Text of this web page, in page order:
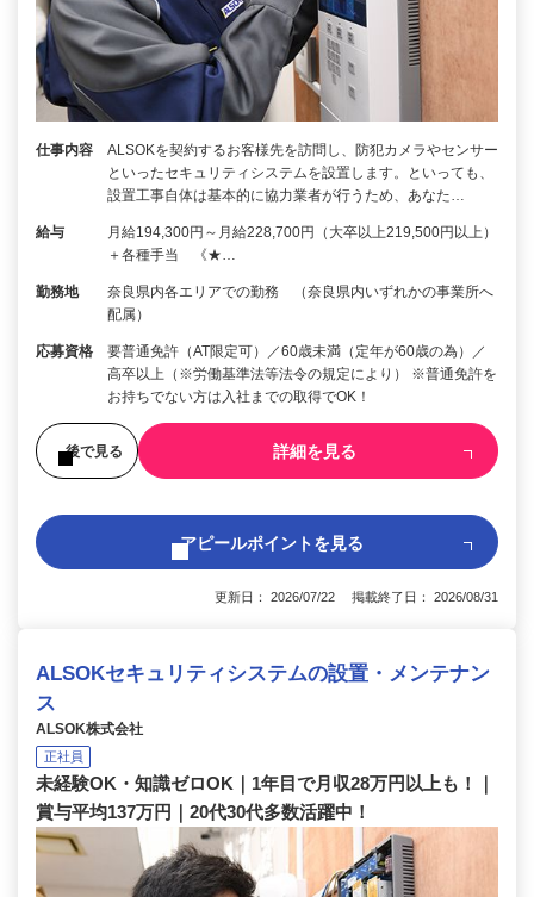
仕事内容
ALSOKを契約するお客様先を訪問し、防犯カメラやセンサー
といったセキュリティシステムを設置します。といっても、
設置工事自体は基本的に協力業者が行うため、あなた…
給与
月給194,300円～月給228,700円（大卒以上219,500円以上）
＋各種手当 《★…
勤務地
奈良県内各エリアでの勤務 （奈良県内いずれかの事業所へ
配属）
応募資格
要普通免許（AT限定可）／60歳未満（定年が60歳の為）／
高卒以上（※労働基準法等法令の規定により） ※普通免許を
お持ちでない方は入社までの取得でOK！
後で見る 詳細を見る
アピールポイントを見る
更新日： 2026/07/22 掲載終了日： 2026/08/31
ALSOKセキュリティシステムの設置・メンテナン
ス
ALSOK株式会社
正社員
未経験OK・知識ゼロOK｜1年目で月収28万円以上も！｜
賞与平均137万円｜20代30代多数活躍中！